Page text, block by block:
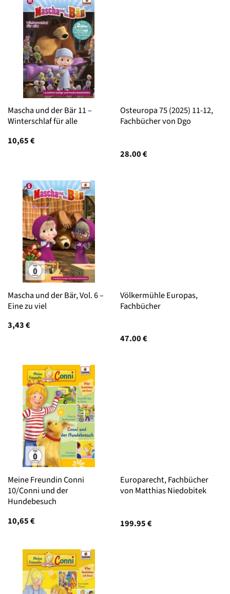
Mascha und der Bär 11 –
Winterschlaf für alle
10,65€
Osteuropa 75 (2025) 11-12,
Fachbücher von Dgo
28.00€
Mascha und der Bär, Vol. 6 –
Eine zu viel
3,43€
Völkermühle Europas,
Fachbücher
47.00€
Meine Freundin Conni
10/Conni und der
Hundebesuch
10,65€
Europarecht, Fachbücher
von Matthias Niedobitek
199.95€